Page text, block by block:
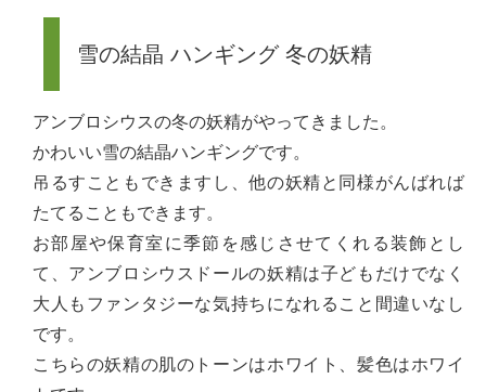
雪の結晶 ハンギング 冬の妖精
アンブロシウスの冬の妖精がやってきました。
かわいい雪の結晶ハンギングです。
吊るすこともできますし、他の妖精と同様がんばれば
たてることもできます。
お部屋や保育室に季節を感じさせてくれる装飾とし
て、アンブロシウスドールの妖精は子どもだけでなく
大人もファンタジーな気持ちになれること間違いなし
です。
こちらの妖精の肌のトーンはホワイト、髪色はホワイ